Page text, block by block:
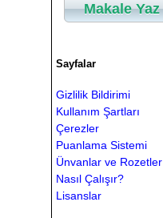
Makale Yaz
Sayfalar
Gizlilik Bildirimi
Kullanım Şartları
Çerezler
Puanlama Sistemi
Ünvanlar ve Rozetler
Nasıl Çalışır?
Lisanslar